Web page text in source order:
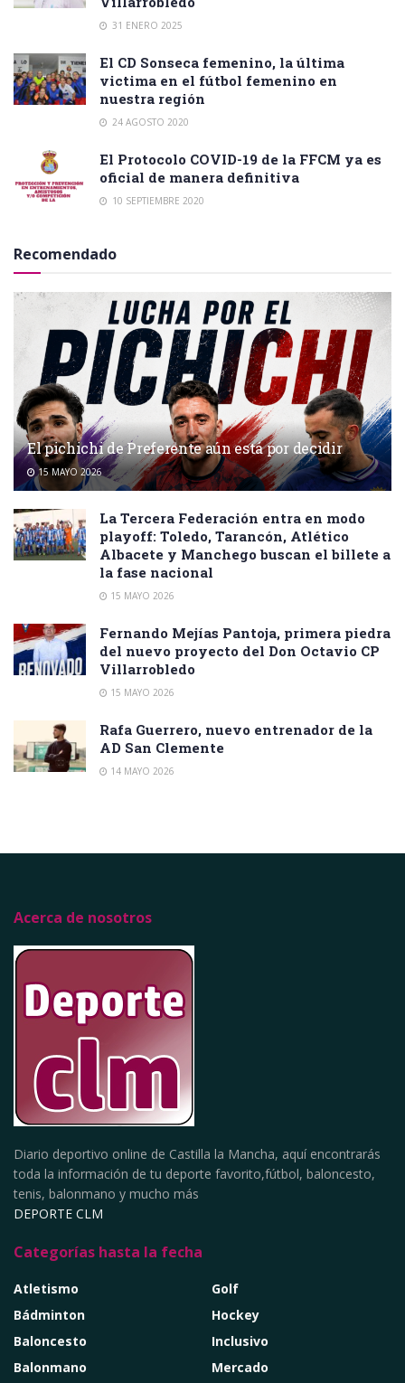
31 ENERO 2025
El CD Sonseca femenino, la última
victima en el fútbol femenino en
nuestra región
24 AGOSTO 2020
El Protocolo COVID-19 de la FFCM ya es
oficial de manera definitiva
10 SEPTIEMBRE 2020
Recomendado
El pichichi de Preferente aún está por decidir
15 MAYO 2026
La Tercera Federación entra en modo
playoff: Toledo, Tarancón, Atlético
Albacete y Manchego buscan el billete a
la fase nacional
15 MAYO 2026
Fernando Mejías Pantoja, primera piedra
del nuevo proyecto del Don Octavio CP
Villarrobledo
15 MAYO 2026
Rafa Guerrero, nuevo entrenador de la
AD San Clemente
14 MAYO 2026
Acerca de nosotros
Diario deportivo online de Castilla la Mancha, aquí encontrarás
toda la información de tu deporte favorito,fútbol, baloncesto,
tenis, balonmano y mucho más
DEPORTE CLM
Categorías hasta la fecha
Atletismo
Bádminton
Baloncesto
Balonmano
Golf
Hockey
Inclusivo
Mercado